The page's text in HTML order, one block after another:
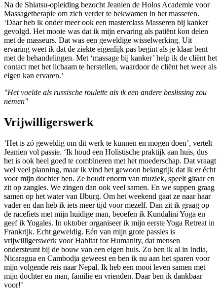
Na de Shiatsu-opleiding bezocht Jeanien de Holos Academie voor
Massagetherapie om zich verder te bekwamen in het masseren.
‘Daar heb ik onder meer ook een masterclass Masseren bij kanker
gevolgd. Het mooie was dat ik mijn ervaring als patiënt kon delen
met de masseurs. Dat was een geweldige wisselwerking. Uit
ervaring weet ik dat de ziekte eigenlijk pas begint als je klaar bent
met de behandelingen. Met ‘massage bij kanker’ help ik de cliënt het
contact met het lichaam te herstellen, waardoor de cliënt het weer als
eigen kan ervaren.’
"Het voelde als russische roulette als ik een andere beslissing zou
nemen"
Vrijwilligerswerk
‘Het is zó geweldig om dit werk te kunnen en mogen doen’, vertelt
Jeanien vol passie. ‘Ik houd een Holistische praktijk aan huis, dus
het is ook heel goed te combineren met het moederschap. Dat vraagt
wel veel planning, maar ik vind het gewoon belangrijk dat ik er écht
voor mijn dochter ben. Ze houdt enorm van muziek, speelt gitaar en
zit op zangles. We zingen dan ook veel samen. En we suppen graag
samen op het water van IJburg. Om het weekend gaat ze naar haar
vader en dan heb ik iets meer tijd voor mezelf. Dan zit ik graag op
de racefiets met mijn huidige man, beoefen ik Kundalini Yoga en
geef ik Yogales. In oktober organiseer ik mijn eerste Yoga Retreat in
Frankrijk. Echt geweldig. Eén van mijn grote passies is
vrijwilligerswerk voor Habitat for Humanity, dat mensen
ondersteunt bij de bouw van een eigen huis. Zo ben ik al in India,
Nicaragua en Cambodja geweest en ben ik nu aan het sparen voor
mijn volgende reis naar Nepal. Ik heb een mooi leven samen met
mijn dochter en man, familie en vrienden. Daar ben ik dankbaar
voor!’